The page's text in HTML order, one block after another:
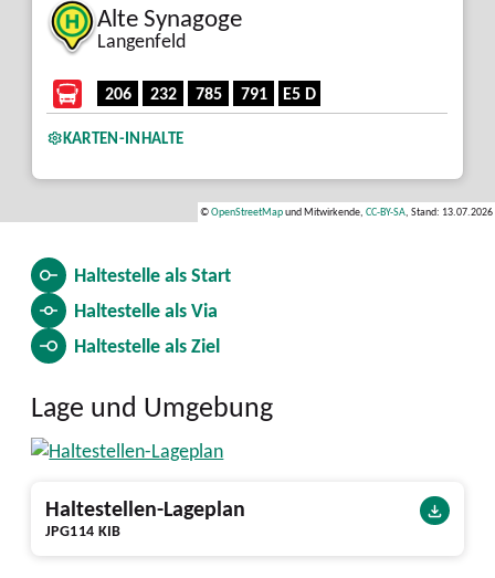
Alte Synagoge
Langenfeld
206 232 785 791 E5 D
KARTEN-INHALTE
©OpenStreetMapund Mitwirkende, CC-BY-SA, Stand: 13.07.2026
Haltestelle alsStart
Haltestelle alsVia
Haltestelle alsZiel
Lage und Umgebung
JPG114 KIB
Haltestellen-Lageplan